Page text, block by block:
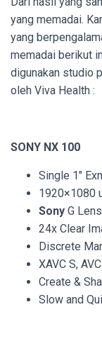
yang memadai.
yang
memadai berikut
digunakan studio
oleh Viva Health :
SONY NX 100
Single 1″
1920×1080
Sony G
24x Clear
Discrete
XAVC S,
Create &
Slow and